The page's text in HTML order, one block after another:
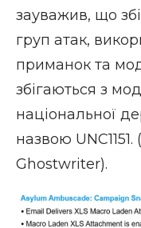
зауважив, що
груп атак,
приманок та
збігаються з
національної
назвою UNC1151.
Ghostwriter).